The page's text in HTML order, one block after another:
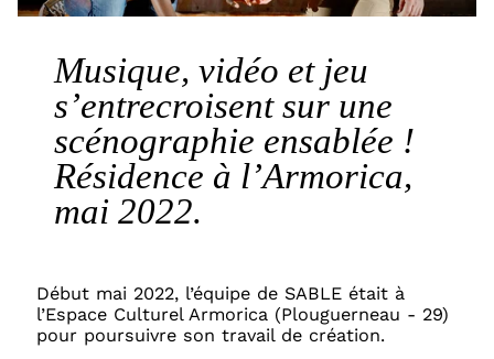
Musique, vidéo et jeu
s’entrecroisent sur une
scénographie ensablée !
Résidence à l’Armorica,
mai 2022.
Début mai 2022, l’équipe de SABLE était à
l’Espace Culturel Armorica (Plouguerneau - 29)
pour poursuivre son travail de création.